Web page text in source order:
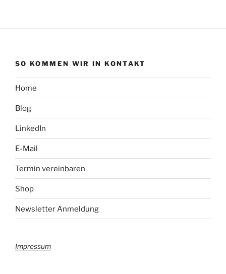
SO KOMMEN WIR IN KONTAKT
Home
Blog
LinkedIn
E-Mail
Termin vereinbaren
Shop
Newsletter Anmeldung
Impressum